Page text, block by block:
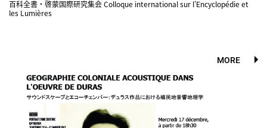
百科全書・啓蒙国際研究集会 Colloque international sur l’Encyclopédie et
les Lumières
MORE